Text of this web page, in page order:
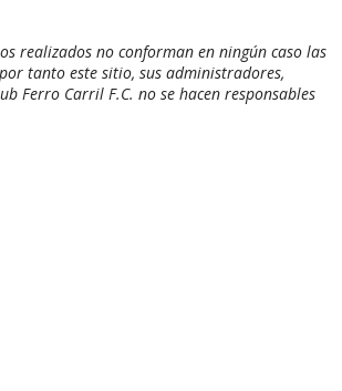
realizados no conforman en ningún caso las
tanto este sitio, sus administradores,
Ferro Carril F.C. no se hacen responsables